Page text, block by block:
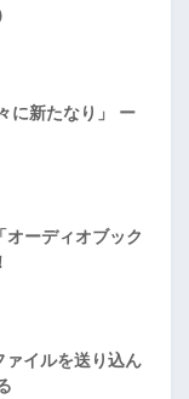
に新たなり」 ー
ーディオブック
イルを送り込ん